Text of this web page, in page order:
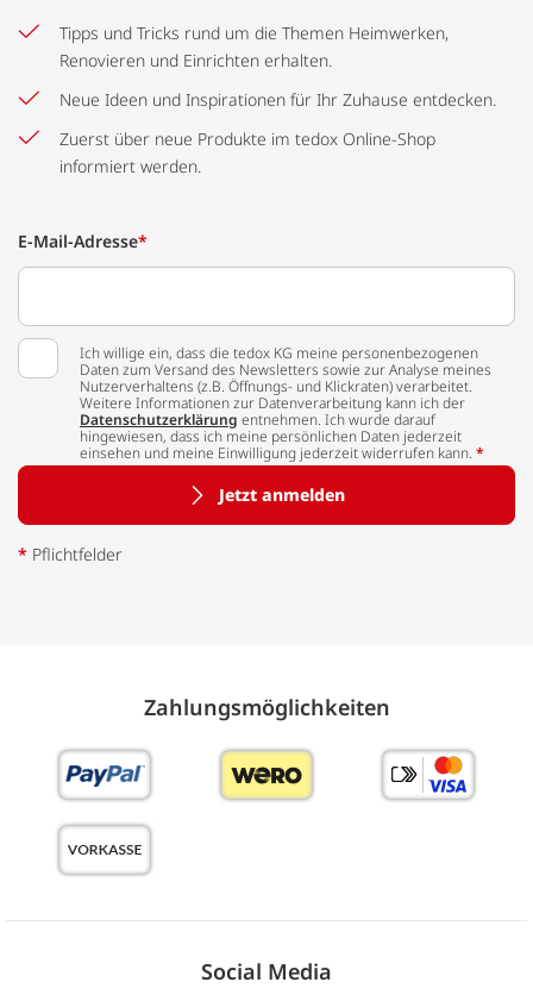
Tipps und Tricks rund um die Themen Heimwerken,
Renovieren und Einrichten erhalten.
Neue Ideen und Inspirationen für Ihr Zuhause entdecken.
Zuerst über neue Produkte im tedox Online-Shop
informiert werden.
E-Mail-Adresse*
Ich willige ein, dass die tedox KG meine personenbezogenen
Daten zum Versand des Newsletters sowie zur Analyse meines
Nutzerverhaltens (z.B. Öffnungs- und Klickraten) verarbeitet.
Weitere Informationen zur Datenverarbeitung kann ich der
Datenschutzerklärung entnehmen. Ich wurde darauf
hingewiesen, dass ich meine persönlichen Daten jederzeit
einsehen und meine Einwilligung jederzeit widerrufen kann. *
Jetzt anmelden
* Pflichtfelder
Zahlungs­möglich­keiten
Social Media